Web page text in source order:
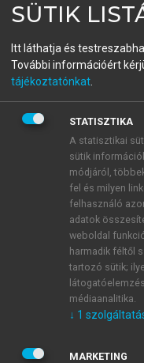
fiókoddal,
A regisztráció után a
BELÉPÉS
ÚJ FIÓK
1 óra díjmentes
E-MAIL-CÍM
JELSZÓ
SÜTIK
Itt láthatja és
További információért
tájékoztatónkat
STATISZTIKA
A statisztikai
sütik
módjáról,
fel és milyen
felhasználó
adatok
weboldal
harmadik féltől
tartozó sütik;
médiaanalitika.
↓ 1
MARKETING